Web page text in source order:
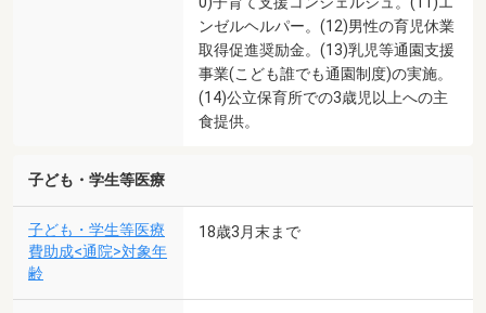
ンゼルヘルパー。(12)男性の育児休業
取得促進奨励金。(13)乳児等通園支援
事業(こども誰でも通園制度)の実施。
(14)公立保育所での3歳児以上への主
食提供。
子ども・学生等医療
子ども・学生等医療
費助成<通院>対象年
齢
18歳3月末まで